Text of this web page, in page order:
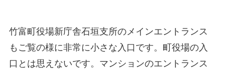
竹富町役場新庁舎石垣支所のメインエントランス
もご覧の様に非常に小さな入口です。町役場の入
口とは思えないです。マンションのエントランス